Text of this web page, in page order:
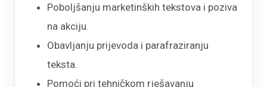
Poboljšanju marketinških tekstova i poziva
na akciju.
Obavljanju prijevoda i parafraziranju
teksta.
Pomoći pri tehničkom rješavanju